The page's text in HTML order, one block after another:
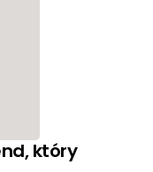
który